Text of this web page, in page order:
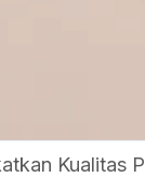
Kualitas